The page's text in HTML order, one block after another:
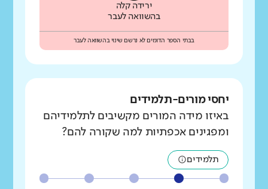
ירידה קלה
בהשוואה לעבר
בבתי הספר הדומים לא נרשם שינוי בהשוואה לעבר
יחסי מורים-תלמידים
באיזו מידה המורים מקשיבים לתלמידיהם
ומפגינים אכפתיות למה שקורה להם?
תלמידים